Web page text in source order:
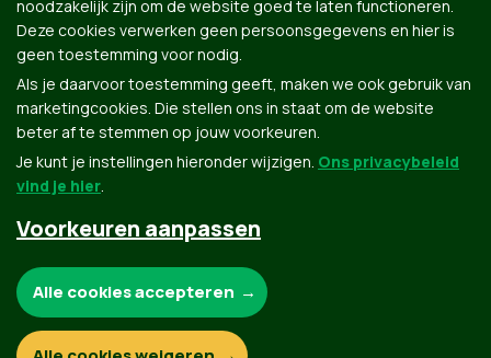
Groen.be
Contact Privacybeleid
noodzakelijk zijn om de website goed te laten functioneren.
Deze cookies verwerken geen persoonsgegevens en hier is
geen toestemming voor nodig.
Als je daarvoor toestemming geeft, maken we ook gebruik van
marketingcookies. Die stellen ons in staat om de website
beter af te stemmen op jouw voorkeuren.
Je kunt je instellingen hieronder wijzigen. Ons privacybeleid
vind je hier.
Voorkeuren aanpassen
Functionele en analytische cookies:
Alle cookies accepteren